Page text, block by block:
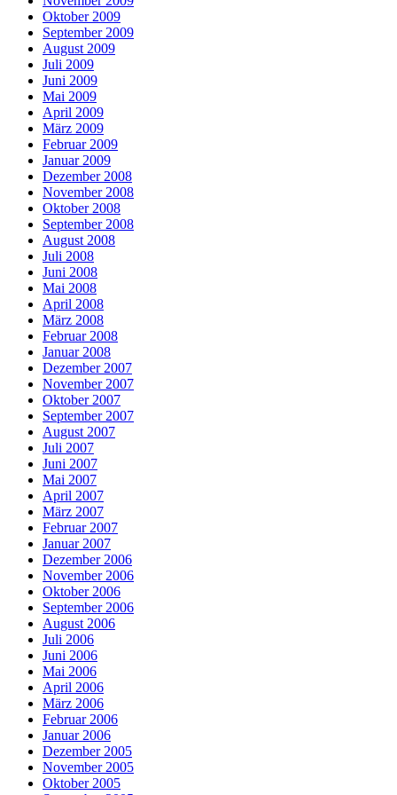
Oktober 2009
September 2009
August 2009
Juli 2009
Juni 2009
Mai 2009
April 2009
März 2009
Februar 2009
Januar 2009
Dezember 2008
November 2008
Oktober 2008
September 2008
August 2008
Juli 2008
Juni 2008
Mai 2008
April 2008
März 2008
Februar 2008
Januar 2008
Dezember 2007
November 2007
Oktober 2007
September 2007
August 2007
Juli 2007
Juni 2007
Mai 2007
April 2007
März 2007
Februar 2007
Januar 2007
Dezember 2006
November 2006
Oktober 2006
September 2006
August 2006
Juli 2006
Juni 2006
Mai 2006
April 2006
März 2006
Februar 2006
Januar 2006
Dezember 2005
November 2005
Oktober 2005